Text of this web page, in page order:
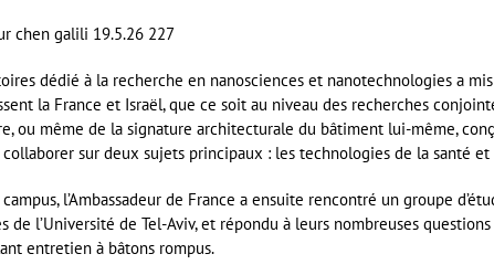
dédié à la recherche en nanosciences et nanotechnologies a
la France et Israël, que ce soit au niveau des recherches
ou même de la signature architecturale du bâtiment lui-même,
sur deux sujets principaux : les technologies de la santé et
l’Ambassadeur de France a ensuite rencontré un groupe
de l’Université de Tel-Aviv, et répondu à leurs nombreuses
entretien à bâtons rompus.